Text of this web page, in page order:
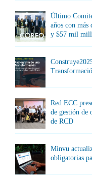
Último
años con más
y $57 mil
Red ECC
de gestión de
de RCD
Minvu
obligatorias